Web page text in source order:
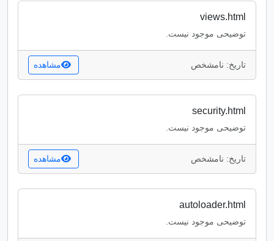
views.html
توضیحی موجود نیست.
تاریخ: نامشخص مشاهده
security.html
توضیحی موجود نیست.
تاریخ: نامشخص مشاهده
autoloader.html
توضیحی موجود نیست.